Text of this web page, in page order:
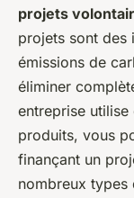
projets
projets sont des
émissions de
éliminer
entreprise
produits, vous
finançant un
nombreux types